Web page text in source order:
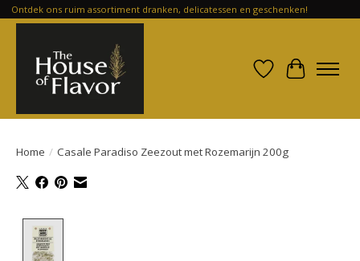
Ontdek ons ruim assortiment dranken, delicatessen en geschenken!
Verlanglijst
Home / Casale Paradiso Zeezout met Rozemarijn 200g